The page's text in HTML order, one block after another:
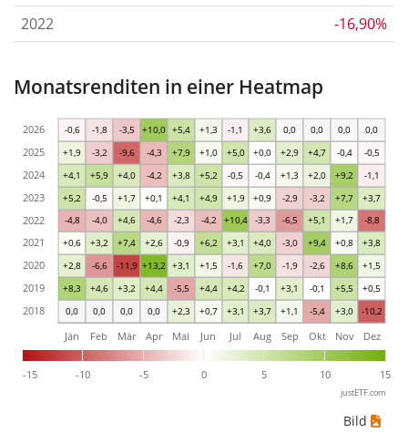
2022
-16,90%
Monatsrenditen in einer Heatmap
0,0 0,0 0,0 0,0 +2,3 +0,7 +3,1 +3,7 +1,1 -5,4 +3,0 -10,2
+8,3 +4,6 +3,2 +4,4 -5,5 +4,4 +4,2 -0,1 +3,1 -0,1 +5,5 +0,5
+2,8 -6,6 -11,9 +13,2 +3,1 +1,5 -1,6 +7,0 -1,9 -2,6 +8,6 +1,5
+0,6 +3,2 +7,4 +2,6 -0,9 +6,2 +3,1 +4,0 -3,0 +9,4 +0,8 +3,8
-4,8 -4,0 +4,6 -4,6 -2,3 -4,2 +10,4 -3,3 -6,5 +5,1 +1,7 -8,8
+5,2 -0,5 +1,7 +0,1 +4,1 +4,9 +1,9 +0,9 -2,9 -3,2 +7,7 +3,7
+4,1 +5,9 +4,0 -4,2 +3,8 +5,2 -0,5 -0,4 +1,3 +2,0 +9,2 -1,1
+1,9 -3,2 -9,6 -4,3 +7,9 +1,0 +5,0 +0,0 +2,9 +4,7 -0,4 -0,5
-0,6 -1,8 -3,5 +10,0 +5,4 +1,3 -1,1 +3,6 0,0 0,0 0,0 0,0
-15 -10 -5 0 5 10 15
Jän Feb Mär Apr Mai Jun Jul Aug Sep Okt Nov Dez
2018
2019
2020
2021
2022
2023
2024
2025
2026
justETF.com
Bild